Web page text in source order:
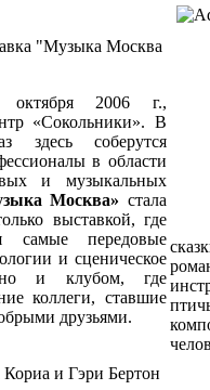
"Музыка Москва
октября 2006 г.,
«Сокольники». В
здесь соберутся
в области
и музыкальных
Москва» стала
выставкой, где
самые передовые
и сценическое
но и клубом, где
коллеги, ставшие
друзьями.
Кориа и Гэри Бертон